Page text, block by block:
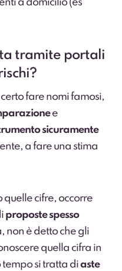
a domicilio (es
tramite portali
fare nomi famosi,
e
sicuramente
a fare una stima
quelle cifre, occorre
proposte spesso
non è detto che gli
quella cifra in
tempo si tratta diaste